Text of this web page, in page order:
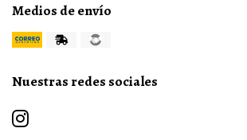
Medios de envío
Nuestras redes sociales